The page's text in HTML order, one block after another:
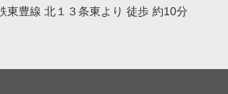
東豊線 北１３条東より 徒歩 約10分